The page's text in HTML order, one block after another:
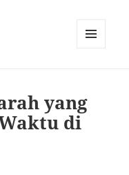
yang
di